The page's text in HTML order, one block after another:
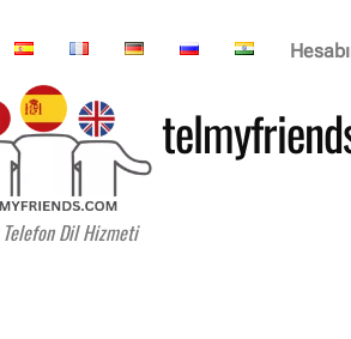
Dil Hizmeti